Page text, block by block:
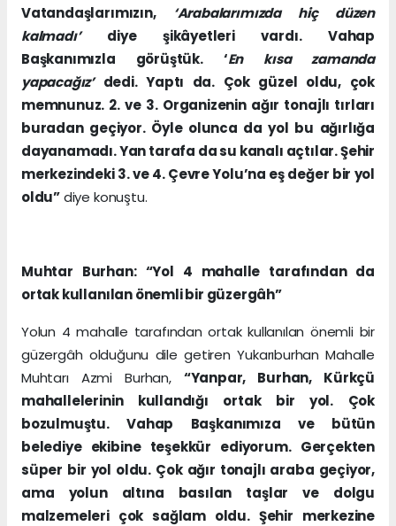
Vatandaşlarımızın,
‘Arabalarımızda hiç düzen
kalmadı’diye şikâyetleri vardı. Vahap
Başkanımızla görüştük. ‘En kısa zamanda
yapacağız’dedi. Yaptı da. Çok güzel oldu, çok
memnunuz. 2. ve 3. Organizenin ağır tonajlı tırları
buradan geçiyor. Öyle olunca da yol bu ağırlığa
dayanamadı. Yan tarafa da su kanalı açtılar. Şehir
merkezindeki 3. ve 4. Çevre Yolu’na eş değer bir yol
oldu”diye konuştu.
Muhtar Burhan: “Yol 4 mahalle tarafından da
ortak kullanılan önemli bir güzergâh”
Yolun 4 mahalle tarafından ortak kullanılan önemli bir
güzergâh olduğunu dile getiren Yukarıburhan Mahalle
Muhtarı Azmi Burhan, “Yanpar, Burhan, Kürkçü
mahallelerinin kullandığı ortak bir yol. Çok
bozulmuştu. Vahap Başkanımıza ve bütün
belediye ekibine teşekkür ediyorum. Gerçekten
süper bir yol oldu. Çok ağır tonajlı araba geçiyor,
ama yolun altına basılan taşlar ve dolgu
malzemeleri çok sağlam oldu. Şehir merkezine